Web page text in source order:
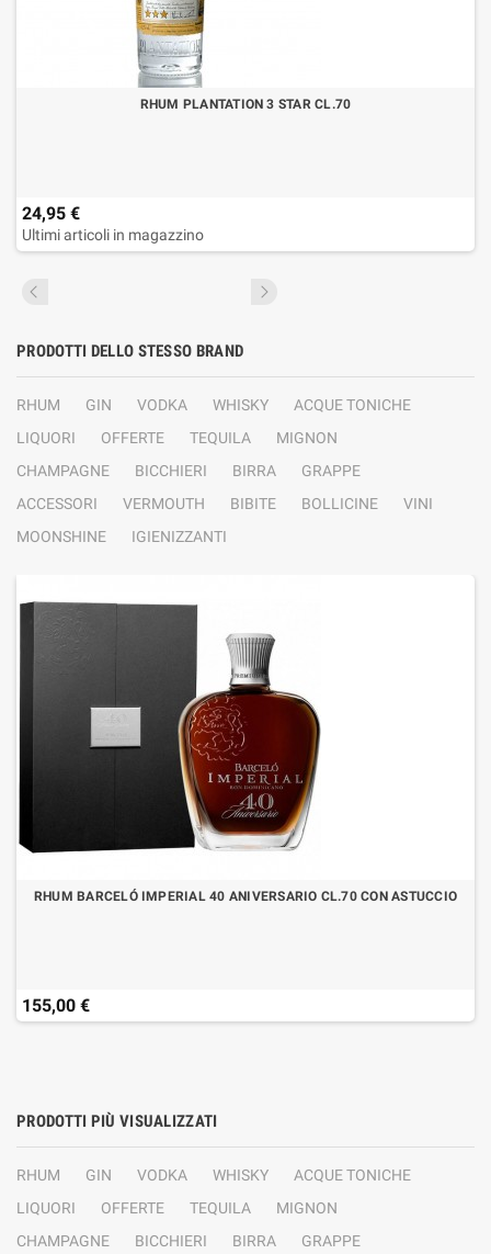
RHUM PLANTATION 3 STAR CL.70
24,95 €
Ultimi articoli in magazzino
PRODOTTI DELLO STESSO BRAND
RHUM GIN VODKA WHISKY
ACQUE TONICHE
LIQUORI
OFFERTE TEQUILA
MIGNON
CHAMPAGNE
BICCHIERI BIRRA
GRAPPE
ACCESSORI
VERMOUTH BIBITE BOLLICINE
VINI
MOONSHINE
IGIENIZZANTI
RHUM BARCELÓ IMPERIAL 40 ANIVERSARIO CL.70 CON ASTUCCIO
155,00 €
PRODOTTI PIÙ VISUALIZZATI
RHUM GIN VODKA WHISKY
ACQUE TONICHE
LIQUORI
OFFERTE TEQUILA
MIGNON
CHAMPAGNE
BICCHIERI BIRRA GRAPPE